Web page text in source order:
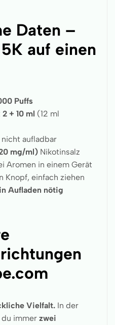
Daten –
auf einen
Puffs
2 + 10 ml (12 ml
nicht aufladbar
mg/ml) Nikotinsalz
Aromen in einem Gerät
Knopf, einfach ziehen
Aufladen nötig
Vielfalt. In der
immer zwei